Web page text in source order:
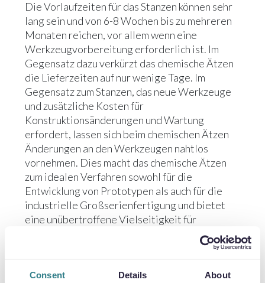
Consent Details About
Die Vorlaufzeiten für das Stanzen können sehr
lang sein und von 6-8 Wochen bis zu mehreren
Monaten reichen, vor allem wenn eine
Werkzeugvorbereitung erforderlich ist. Im
Gegensatz dazu verkürzt das chemische Ätzen
die Lieferzeiten auf nur wenige Tage. Im
Gegensatz zum Stanzen, das neue Werkzeuge
und zusätzliche Kosten für
Konstruktionsänderungen und Wartung
erfordert, lassen sich beim chemischen Ätzen
Änderungen an den Werkzeugen nahtlos
vornehmen. Dies macht das chemische Ätzen
zum idealen Verfahren sowohl für die
Entwicklung von Prototypen als auch für die
industrielle Großserienfertigung und bietet
eine unübertroffene Vielseitigkeit für